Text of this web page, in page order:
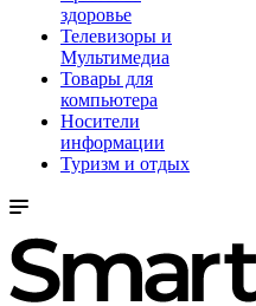
здоровье
Телевизоры и
Мультимедиа
Товары для
компьютера
Носители
информации
Туризм и отдых